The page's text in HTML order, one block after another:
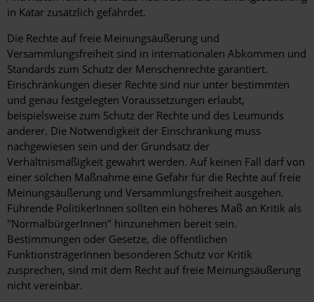
in Katar zusätzlich gefährdet.
Die Rechte auf freie Meinungsäußerung und
Versammlungsfreiheit sind in internationalen Abkommen und
Standards zum Schutz der Menschenrechte garantiert.
Einschränkungen dieser Rechte sind nur unter bestimmten
und genau festgelegten Voraussetzungen erlaubt,
beispielsweise zum Schutz der Rechte und des Leumunds
anderer. Die Notwendigkeit der Einschränkung muss
nachgewiesen sein und der Grundsatz der
Verhältnismäßigkeit gewahrt werden. Auf keinen Fall darf von
einer solchen Maßnahme eine Gefahr für die Rechte auf freie
Meinungsäußerung und Versammlungsfreiheit ausgehen.
Führende PolitikerInnen sollten ein höheres Maß an Kritik als
"NormalbürgerInnen" hinzunehmen bereit sein.
Bestimmungen oder Gesetze, die öffentlichen
FunktionsträgerInnen besonderen Schutz vor Kritik
zusprechen, sind mit dem Recht auf freie Meinungsäußerung
nicht vereinbar.